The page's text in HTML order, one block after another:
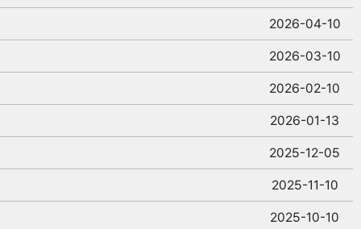
2026-04-10
2026-03-10
2026-02-10
2026-01-13
2025-12-05
2025-11-10
2025-10-10